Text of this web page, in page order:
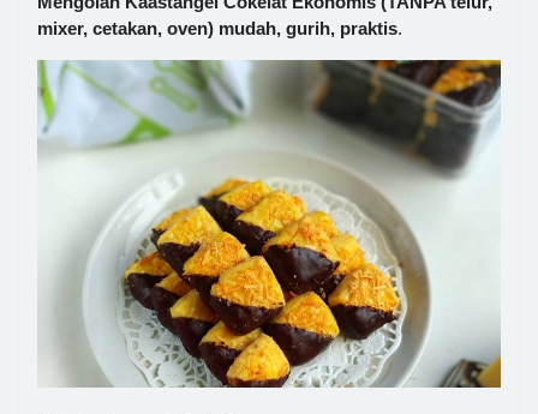
mixer, cetakan, oven) mudah, gurih, praktis.